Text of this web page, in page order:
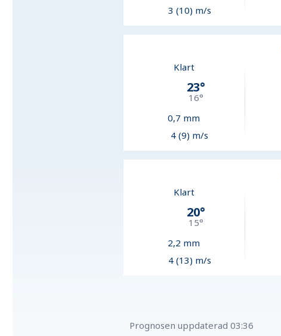
3 (10) m/s
Klart
23°
16°
0,7 mm
4 (9) m/s
Klart
20°
15°
2,2 mm
4 (13) m/s
Prognosen uppdaterad 03:36